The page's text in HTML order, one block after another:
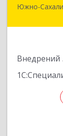
Южно-
Внедрений
693006,